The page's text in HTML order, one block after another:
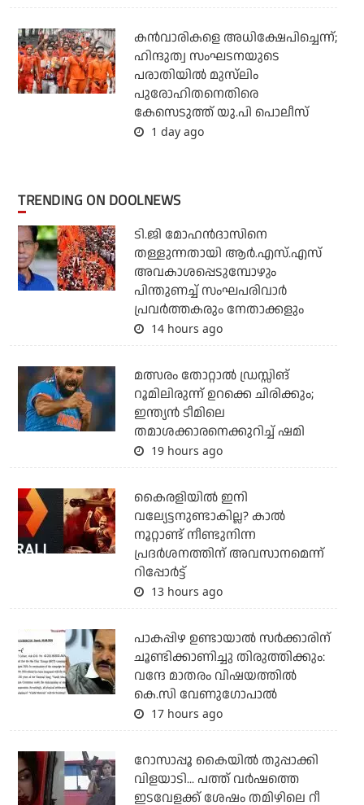
കന്‍വാരികളെ അധിക്ഷേപിച്ചെന്ന്;
ഹിന്ദുത്വ സംഘടനയുടെ
പരാതിയില്‍ മുസ്‌ലിം
പുരോഹിതനെതിരെ
കേസെടുത്ത് യു.പി പൊലീസ്
1 day ago
TRENDING ON DOOLNEWS
ടി.ജി മോഹന്‍ദാസിനെ
തള്ളുന്നതായി ആര്‍.എസ്.എസ്
അവകാശപ്പെടുമ്പോഴും
പിന്തുണച്ച് സംഘപരിവാര്‍
പ്രവര്‍ത്തകരും നേതാക്കളും
14 hours ago
മത്സരം തോറ്റാല്‍ ഡ്രസ്സിങ്
റൂമിലിരുന്ന് ഉറക്കെ ചിരിക്കും;
ഇന്ത്യന്‍ ടീമിലെ
തമാശക്കാരനെക്കുറിച്ച് ഷമി
19 hours ago
കൈരളിയില്‍ ഇനി
വല്യേട്ടനുണ്ടാകില്ല? കാല്‍
നൂറ്റാണ്ട് നീണ്ടുനിന്ന
പ്രദര്‍ശനത്തിന് അവസാനമെന്ന്
റിപ്പോര്‍ട്ട്
13 hours ago
പാകപ്പിഴ ഉണ്ടായാല്‍ സര്‍ക്കാരിന്
ചൂണ്ടിക്കാണിച്ചു തിരുത്തിക്കും:
വന്ദേ മാതരം വിഷയത്തില്‍
കെ.സി വേണുഗോപാല്‍
17 hours ago
റോസാപ്പൂ കൈയില്‍ തുപ്പാക്കി
വിളയാടി... പത്ത് വര്‍ഷത്തെ
ഇടവേളക്ക് ശേഷം തമിഴിലെ റീ